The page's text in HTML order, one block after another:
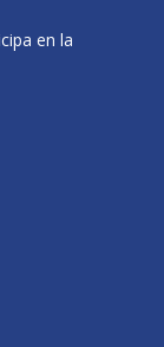
en la